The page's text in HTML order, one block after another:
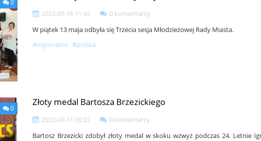
0
2022-05-16 11:42
0 komentarzy
W piątek 13 maja odbyła się Trzecia sesja Młodzieżowej Rady Miasta.
#regionalne #polska
0
Złoty medal Bartosza Brzezickiego
2022-05-11 09:22
0 komentarzy
Bartosz Brzezicki zdobył złoty medal w skoku wzwyż podczas 24. Letnie